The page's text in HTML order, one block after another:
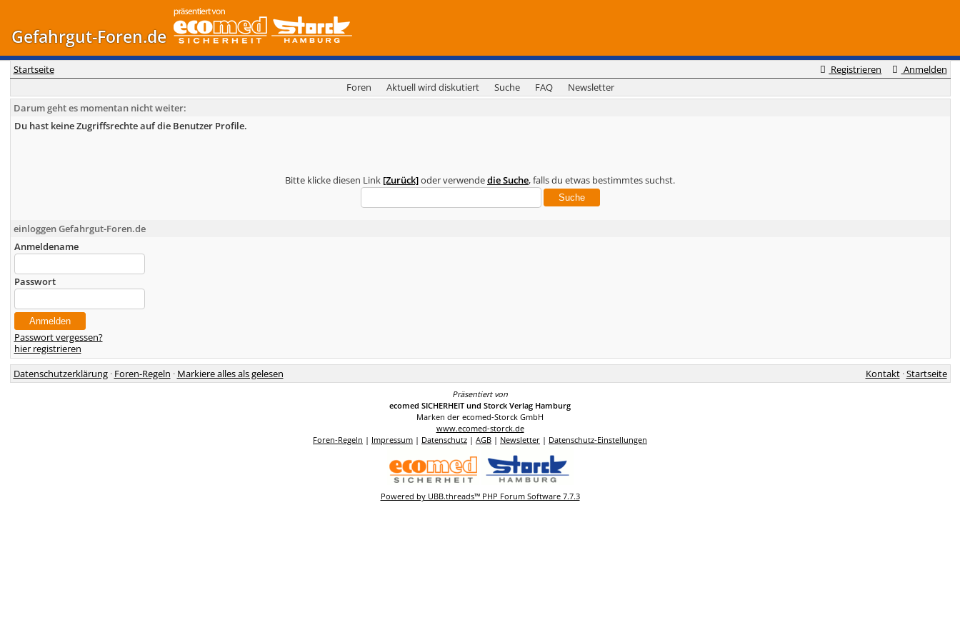
Gefahrgut-Foren.de
Registrieren Anmelden
Startseite
Foren
Aktuell wird diskutiert Suche FAQ
Newsletter
Darum geht es momentan nicht weiter:
Du hast keine Zugriffsrechte auf die Benutzer Profile.
Bitte klicke diesen Link [Zurück]oder verwendedie Suche, falls du etwas bestimmtes suchst.
einloggen Gefahrgut-Foren.de
Anmeldename
Passwort
Passwort vergessen?
hier registrieren
Datenschutzerklärung· Foren-Regeln · Markiere alles als gelesen Kontakt·Startseite
Präsentiert von
ecomed SICHERHEIT und Storck Verlag Hamburg
Marken der ecomed-Storck GmbH
www.ecomed-storck.de
Foren-Regeln | Impressum | Datenschutz | AGB | Newsletter | Datenschutz-Einstellungen
Powered by UBB.threads™ PHP Forum Software 7.7.3